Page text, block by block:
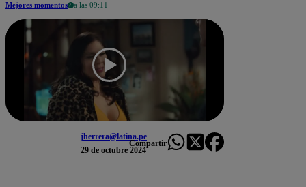
Mejores momentos a las 09:11
jherrera@latina.pe
29 de octubre 2024
Compartir